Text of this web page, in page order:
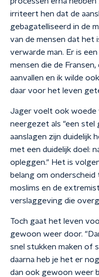
irriteert hen dat de
gebagatelliseerd in de
van de mensen dat het
verwarde man. Er is
mensen die de
aanvallen en ik wilde
daar voor het leven
Jager voelt ook woede
neergezet als "een stel
aanslagen zijn duidelijk
met een duidelijk doel:
opleggen." Het is
belang om
moslims en de
verslaggeving die
Toch gaat het leven
gewoon weer door.
snel stukken maken of
daarna heb je het er
dan ook gewoon weer